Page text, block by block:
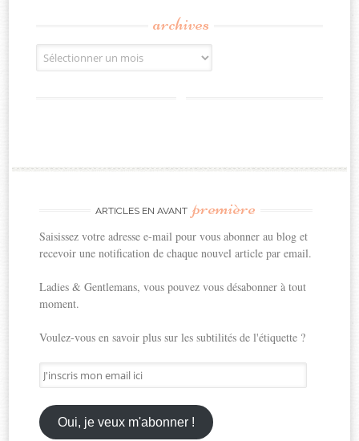
archives
Archives
ARTICLES EN AVANT première
Saisissez votre adresse e-mail pour vous abonner au blog et
recevoir une notification de chaque nouvel article par email.
Ladies & Gentlemans, vous pouvez vous désabonner à tout
moment.
Voulez-vous en savoir plus sur les subtilités de l'étiquette ?
J'inscris
mon
email
ici
Oui, je veux m'abonner !